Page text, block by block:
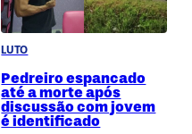
LUTO
Pedreiro espancado
até a morte após
discussão com jovem
é identificado